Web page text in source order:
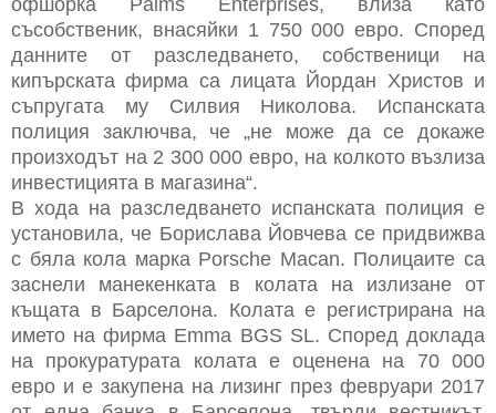
офшорка Palms Enterprises, влиза като
съсобственик, внасяйки 1 750 000 евро. Според
данните от разследването, собственици на
кипърската фирма са лицата Йордан Христов и
съпругата му Силвия Николова. Испанската
полиция заключва, че „не може да се докаже
произходът на 2 300 000 евро, на колкото възлиза
инвестицията в магазина“.
В хода на разследването испанската полиция е
установила, че Борислава Йовчева се придвижва
с бяла кола марка Porsche Macan. Полицаите са
заснели манекенката в колата на излизане от
къщата в Барселона. Колата е регистрирана на
името на фирма Emma BGS SL. Според доклада
на прокуратурата колата е оценена на 70 000
евро и е закупена на лизинг през февруари 2017